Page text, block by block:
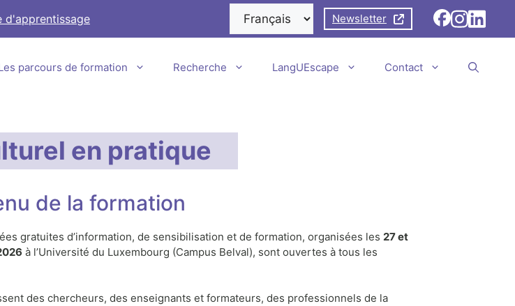
d'apprentissage Newsletter
parcours de formation Recherche LangUEscape Contact
en pratique
de la formation
gratuites d’information, de sensibilisation et de formation, organisées les 27 et
à l’Université du Luxembourg (Campus Belval), sont ouvertes à tous les
des chercheurs, des enseignants et formateurs, des professionnels de la